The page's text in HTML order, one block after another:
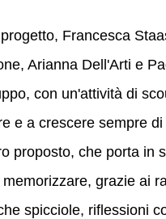
Francesca
Arianna Dell'Arti e
con un'attività di
e a crescere sempre
proposto, che porta in
grazie ai
spicciole, riflessioni